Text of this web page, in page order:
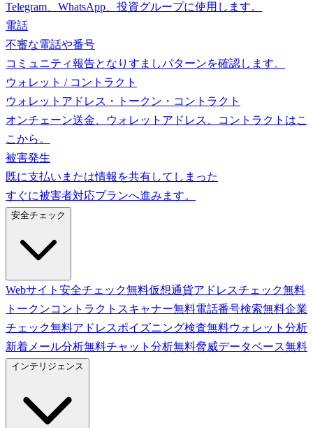
Telegram、WhatsApp、投資グループに使用します。
電話
不審な電話や番号
コミュニティ報告となりすましパターンを確認します。
ウォレット / コントラクト
ウォレットアドレス・トークン・コントラクト
オンチェーン送金、ウォレットアドレス、コントラクトはこ
こから。
被害発生
既に支払いまたは情報を共有してしまった
すぐに被害者対応プランへ進みます。
安全チェック
Webサイト安全チェック無料仮想通貨アドレスチェック無料
トークンコントラクトスキャナー無料電話番号検索無料企業
チェック無料アドレスポイズニング検査無料ウォレット分析
新着 メール分析無料チャット分析無料脅威データベース無料
インテリジェンス